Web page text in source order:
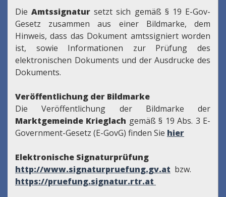
DieAmtssignatursetzt sich gemäß § 19 E-Gov-
Gesetz zusammen aus einer Bildmarke, dem
Hinweis, dass das Dokument amtssigniert worden
ist, sowie Informationen zur Prüfung des
elektronischen Dokuments und der Ausdrucke des
Dokuments.
Veröffentlichung der Bildmarke
Die Veröffentlichung der Bildmarke der
Marktgemeinde Krieglach gemäß § 19 Abs. 3 E-
Government-Gesetz (E-GovG) finden Sie hier
Elektronische Signaturprüfung
http://www.signaturpruefung.gv.at bzw.
https://pruefung.signatur.rtr.at